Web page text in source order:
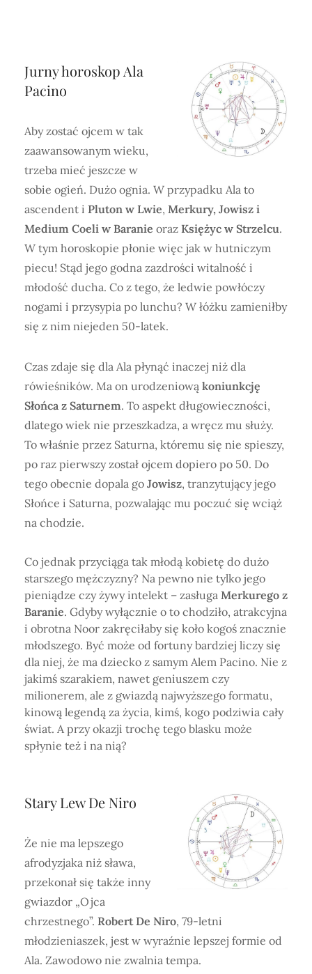
Jurny horoskop Ala
Pacino
Aby zostać ojcem w tak
zaawansowanym wieku,
trzeba mieć jeszcze w
sobie ogień. Dużo ognia. W przypadku Ala to
ascendent i Pluton w Lwie, Merkury, Jowisz i
Medium Coeli w Baranie oraz Księżyc w Strzelcu.
W tym horoskopie płonie więc jak w hutniczym
piecu! Stąd jego godna zazdrości witalność i
młodość ducha. Co z tego, że ledwie powłóczy
nogami i przysypia po lunchu? W łóżku zamieniłby
się z nim niejeden 50-latek.
Czas zdaje się dla Ala płynąć inaczej niż dla
rówieśników. Ma on urodzeniową koniunkcję
Słońca z Saturnem. To aspekt długowieczności,
dlatego wiek nie przeszkadza, a wręcz mu służy.
To właśnie przez Saturna, któremu się nie spieszy,
po raz pierwszy został ojcem dopiero po 50. Do
tego obecnie dopala go Jowisz, tranzytujący jego
Słońce i Saturna, pozwalając mu poczuć się wciąż
na chodzie.
Co jednak przyciąga tak młodą kobietę do dużo
starszego mężczyzny? Na pewno nie tylko jego
pieniądze czy żywy intelekt – zasługa Merkurego z
Baranie. Gdyby wyłącznie o to chodziło, atrakcyjna
i obrotna Noor zakręciłaby się koło kogoś znacznie
młodszego. Być może od fortuny bardziej liczy się
dla niej, że ma dziecko z samym Alem Pacino. Nie z
jakimś szarakiem, nawet geniuszem czy
milionerem, ale z gwiazdą najwyższego formatu,
kinową legendą za życia, kimś, kogo podziwia cały
świat. A przy okazji trochę tego blasku może
spłynie też i na nią?
Stary Lew De Niro
Że nie ma lepszego
afrodyzjaka niż sława,
przekonał się także inny
gwiazdor „Ojca
chrzestnego”. Robert De Niro, 79-letni
młodzieniaszek, jest w wyraźnie lepszej formie od
Ala. Zawodowo nie zwalnia tempa.